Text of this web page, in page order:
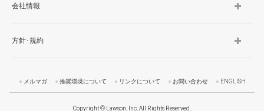
会社情報
方針･規約
メルマガ 推奨環境について リンクについて お問い合わせ ENGLISH
Copyright © Lawson, Inc. All Rights Reserved.